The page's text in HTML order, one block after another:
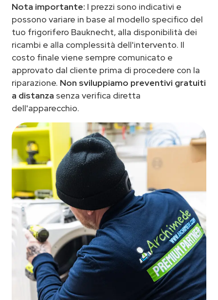
Nota importante: I prezzi sono indicativi e
possono variare in base al modello specifico del
tuo frigorifero Bauknecht, alla disponibilità dei
ricambi e alla complessità dell'intervento. Il
costo finale viene sempre comunicato e
approvato dal cliente prima di procedere con la
riparazione. Non sviluppiamo preventivi gratuiti
a distanza senza verifica diretta
dell'apparecchio.